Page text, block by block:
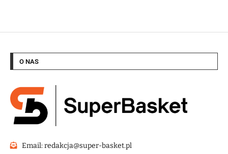
O NAS
Email: redakcja@super-basket.pl